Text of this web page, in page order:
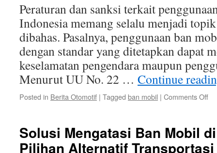
Peraturan dan sanksi terkait
Indonesia memang selalu menjadi
dibahas. Pasalnya, penggunaan ban
dengan standar yang ditetapkan dapat
keselamatan pengendara maupun
Menurut UU No. 22 … Continue
Posted in Berita Otomotif | Tagged ban mobil | Comments Offon
Solusi Mengatasi Ban Mobil
Pilihan Alternatif Transportasi